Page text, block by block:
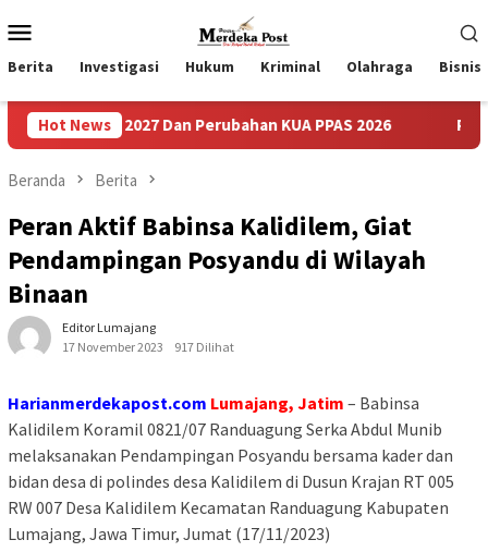
ke
kontenMobile
Berita Investigasi Hukum Kriminal Olahraga Bisnis
Hot News
2027 Dan Perubahan KUA PPAS 2026 Pasca Viral
Beranda Berita
Peran Aktif Babinsa Kalidilem, Giat
Pendampingan Posyandu di Wilayah
Binaan
Editor Lumajang
17 November 2023
917 Dilihat
Harianmerdekapost.com Lumajang, Jatim – Babinsa
Kalidilem Koramil 0821/07 Randuagung Serka Abdul Munib
melaksanakan Pendampingan Posyandu bersama kader dan
bidan desa di polindes desa Kalidilem di Dusun Krajan RT 005
RW 007 Desa Kalidilem Kecamatan Randuagung Kabupaten
Lumajang, Jawa Timur, Jumat (17/11/2023)